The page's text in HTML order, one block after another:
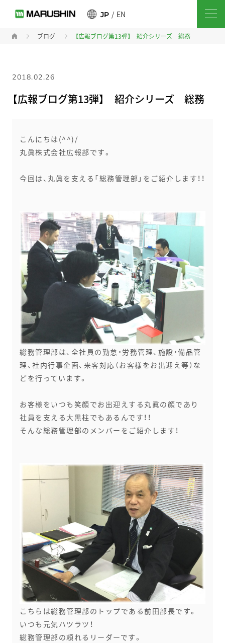
EN
JP
ブログ 【広報ブログ第13弾】 紹介シリーズ 総務
2018.02.26
【広報ブログ第13弾】 紹介シリーズ 総務
こんにちは(^^)/
丸眞株式会社広報部です。
今回は、丸眞を支える「総務管理部」をご紹介します！！
総務管理部は、全社員の勤怠・労務管理、施設・備品管
理、社内行事企画、来客対応（お客様をお出迎え等）な
どを行っています。
お客様をいつも笑顔でお出迎えする丸眞の顔であり
社員を支える大黒柱でもあるんです！！
そんな総務管理部のメンバーをご紹介します！
こちらは総務管理部のトップである前田部長です。
いつも元気ハツラツ！
総務管理部の頼れるリーダーです。